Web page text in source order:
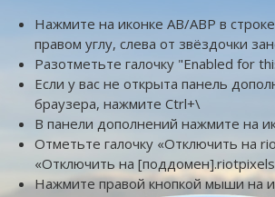
Нажмите на иконке AB/ABP в
правом углу, слева от звёздочки
Разотметьте галочку "Enabled for
Если у вас не открыта панель
браузера, нажмите Ctrl+\
В панели дополнений нажмите на
Отметьте галочку «Отключить на
«Отключить на
Нажмите правой кнопкой мыши на